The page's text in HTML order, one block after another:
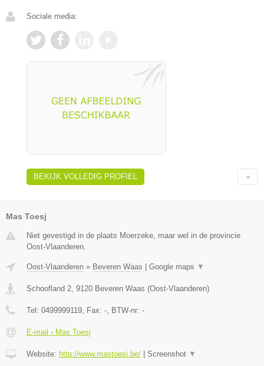
Sociale media:
BEKIJK VOLLEDIG PROFIEL
Mas Toesj
Niet gevestigd in de plaats Moerzeke, maar wel in de provincie
Oost-Vlaanderen.
Oost-Vlaanderen » Beveren Waas Google maps ▼
Schoofland 2, 9120 Beveren Waas (Oost-Vlaanderen)
Tel: 0499999119, Fax: -, BTW-nr: -
E-mail › Mas Toesj
Website: http://www.mastoesj.be/ Screenshot ▼